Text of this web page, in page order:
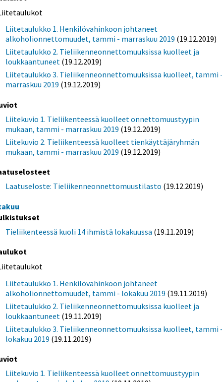
Liitetaulukko 1. Henkilövahinkoon johtaneet
alkoholionnettomuudet, tammi - marraskuu 2019 (19.12.2019)
Liitetaulukko 2. Tieliikenneonnettomuuksissa kuolleet ja
loukkaantuneet (19.12.2019)
Liitetaulukko 3. Tieliikenneonnettomuuksissa kuolleet, tammi
marraskuu 2019 (19.12.2019)
Liitekuvio 1. Tieliikenteessä kuolleet onnettomuustyypin
mukaan, tammi - marraskuu 2019 (19.12.2019)
Liitekuvio 2. Tieliikenteessä kuolleet tienkäyttäjäryhmän
mukaan, tammi - marraskuu 2019 (19.12.2019)
Laatuseloste: Tieliikenneonnettomuustilasto (19.12.2019)
Tieliikenteessä kuoli 14 ihmistä lokakuussa (19.11.2019)
Liitetaulukko 1. Henkilövahinkoon johtaneet
alkoholionnettomuudet, tammi - lokakuu 2019 (19.11.2019)
Liitetaulukko 2. Tieliikenneonnettomuuksissa kuolleet ja
loukkaantuneet (19.11.2019)
Liitetaulukko 3. Tieliikenneonnettomuuksissa kuolleet, tammi
lokakuu 2019 (19.11.2019)
Liitekuvio 1. Tieliikenteessä kuolleet onnettomuustyypin